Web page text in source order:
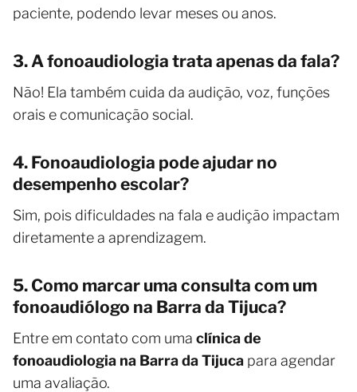
paciente, podendo levar meses ou anos.
3. A fonoaudiologia trata apenas da fala?
Não! Ela também cuida da audição, voz, funções
orais e comunicação social.
4. Fonoaudiologia pode ajudar no
desempenho escolar?
Sim, pois dificuldades na fala e audição impactam
diretamente a aprendizagem.
5. Como marcar uma consulta com um
fonoaudiólogo na Barra da Tijuca?
Entre em contato com uma clínica de
fonoaudiologia na Barra da Tijuca para agendar
uma avaliação.